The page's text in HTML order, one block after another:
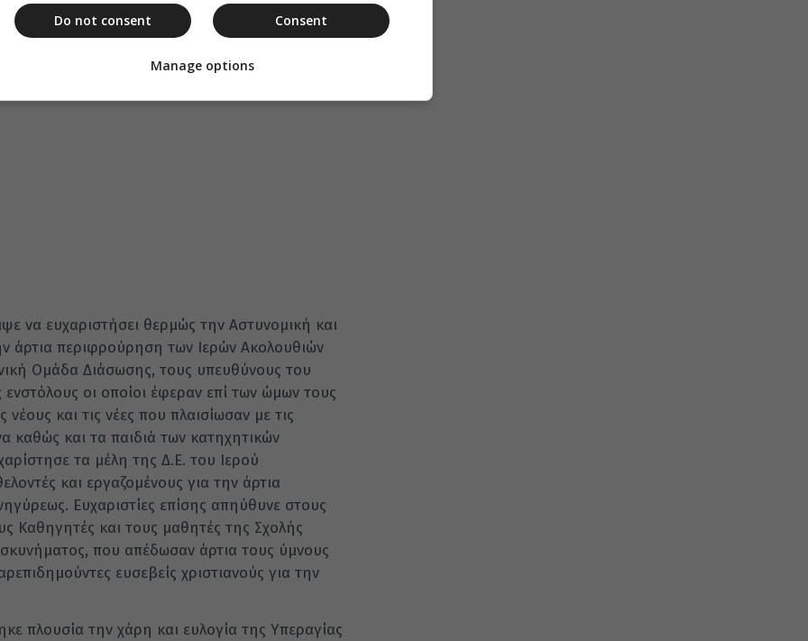
να ευχαριστήσει θερμώς την Αστυνομική και
άρτια περιφρούρηση των Ιερών Ακολουθιών
Ομάδα Διάσωσης, τους υπευθύνους του
οι οποίοι έφεραν επί των ώμων τους
και τις νέες που πλαισίωσαν με τις
καθώς και τα παιδιά των κατηχητικών
τα μέλη της Δ.Ε. του Ιερού
και εργαζομένους για την άρτια
Ευχαριστίες επίσης απηύθυνε στους
Καθηγητές και τους μαθητές της Σχολής
που απέδωσαν άρτια τους ύμνους
ευσεβείς χριστιανούς για την
πλουσία την χάρη και ευλογία της Υπεραγίας
Consent
Do not consent
Manage options